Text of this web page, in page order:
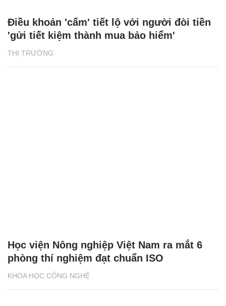
THỊ TRƯỜNG
Điều khoản 'cấm' tiết lộ với người đòi tiền
'gửi tiết kiệm thành mua bảo hiểm'
KHOA HỌC CÔNG NGHỆ
Học viện Nông nghiệp Việt Nam ra mắt 6
phòng thí nghiệm đạt chuẩn ISO